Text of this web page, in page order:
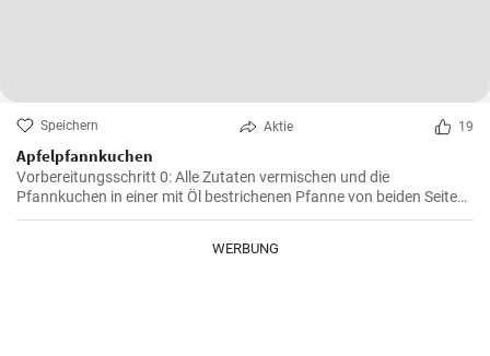
Speichern Aktie 19
Apfelpfannkuchen
Vorbereitungsschritt 0: Alle Zutaten vermischen und die
Pfannkuchen in einer mit Öl bestrichenen Pfanne von beiden Seiten
braten.
WERBUNG